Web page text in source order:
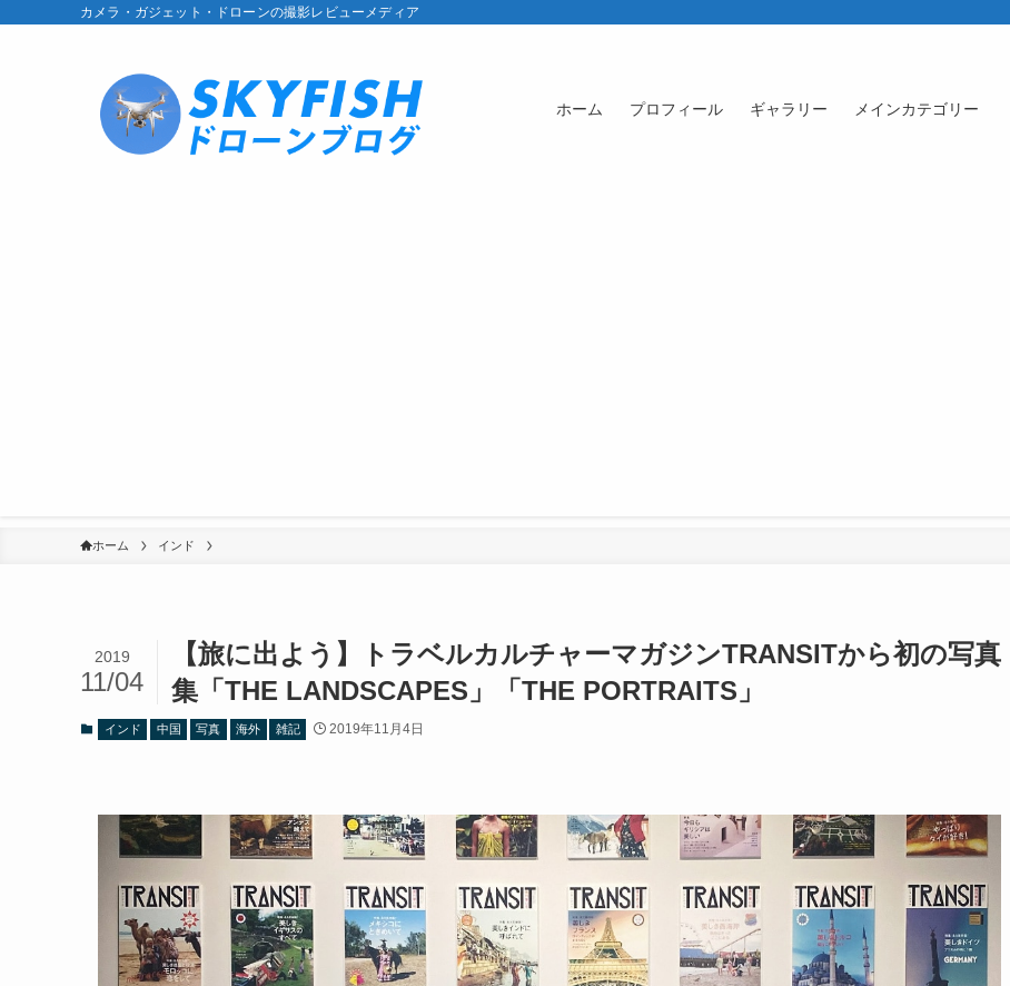
カメラ・ガジェット・ドローンの撮影レビューメディア
ホーム プロフィール ギャラリー メインカテゴリー
ホーム インド
【旅に出よう】トラベルカルチャーマガジンTRANSITから初の写真
集「THE LANDSCAPES」「THE PORTRAITS」
2019
11/04
インド 中国 写真 海外 雑記 2019年11月4日